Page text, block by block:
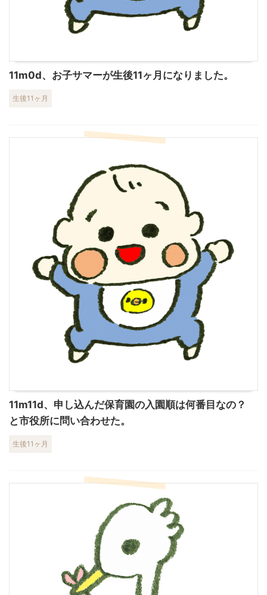
11m0d、お子サマーが生後11ヶ月になりました。
生後11ヶ月
11m11d、申し込んだ保育園の入園順は何番目なの？
と市役所に問い合わせた。
生後11ヶ月